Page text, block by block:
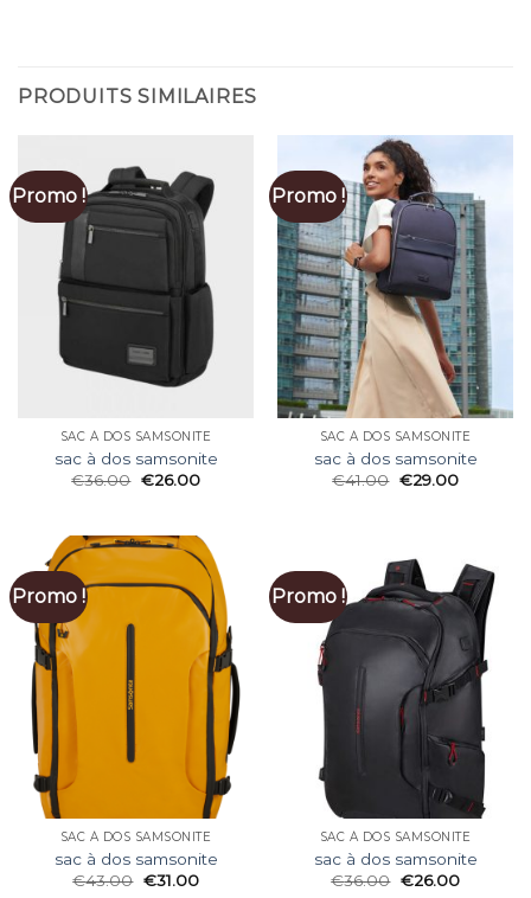
PRODUITS SIMILAIRES
Promo !
SAC À DOS SAMSONITE
sac à dos samsonite
€36.00 €26.00
Promo !
SAC À DOS SAMSONITE
sac à dos samsonite
€41.00 €29.00
Promo !
SAC À DOS SAMSONITE
sac à dos samsonite
€43.00 €31.00
Promo !
SAC À DOS SAMSONITE
sac à dos samsonite
€36.00 €26.00